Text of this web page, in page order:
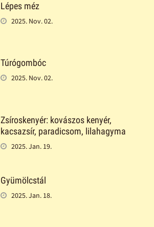
Lépes méz
2025. Nov. 02.
Túrógombóc
2025. Nov. 02.
Zsíroskenyér: kovászos kenyér,
kacsazsír, paradicsom, lilahagyma
2025. Jan. 19.
Gyümölcstál
2025. Jan. 18.